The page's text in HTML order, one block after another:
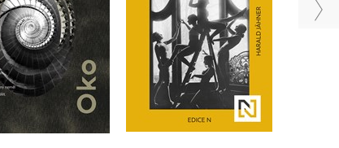
Do košíku
549 Kč
439 Kč
Do košíku
499 Kč
399 Kč